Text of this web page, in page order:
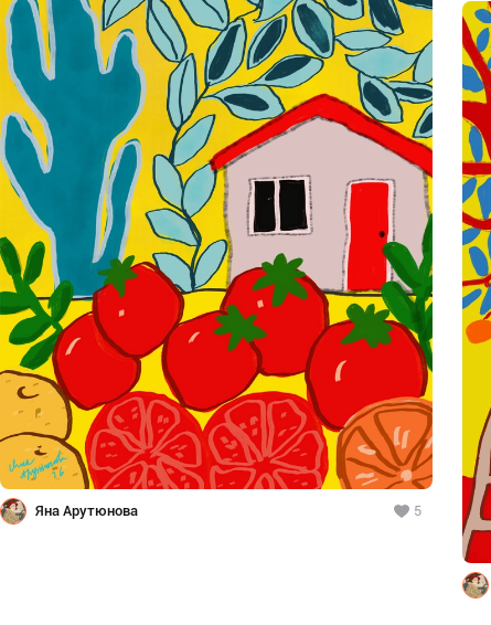
Яна Арутюнова 5